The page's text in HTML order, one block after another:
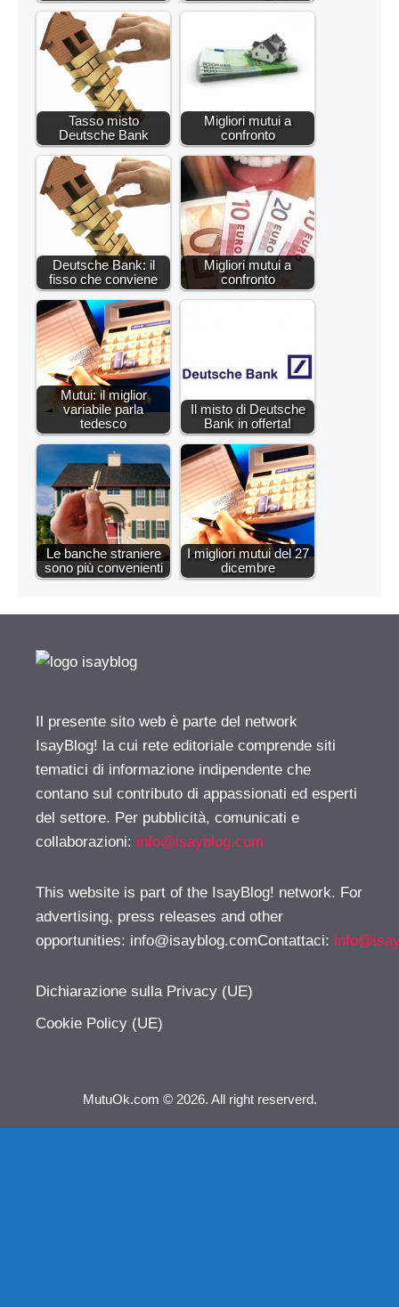
Tasso misto
Deutsche Bank
Migliori mutui a
confronto
Deutsche Bank: il
fisso che conviene
Migliori mutui a
confronto
Mutui: il miglior
variabile parla
tedesco
Il misto di Deutsche
Bank in offerta!
Le banche straniere
sono più convenienti
I migliori mutui del 27
dicembre
Il presente sito web è parte del network
IsayBlog! la cui rete editoriale comprende siti
tematici di informazione indipendente che
contano sul contributo di appassionati ed esperti
del settore. Per pubblicità, comunicati e
collaborazioni: info@isayblog.com
This website is part of the IsayBlog! network. For
advertising, press releases and other
opportunities: info@isayblog.comContattaci:
Dichiarazione sulla Privacy (UE)
Cookie Policy (UE)
MutuOk.com © 2026. All right reserverd.